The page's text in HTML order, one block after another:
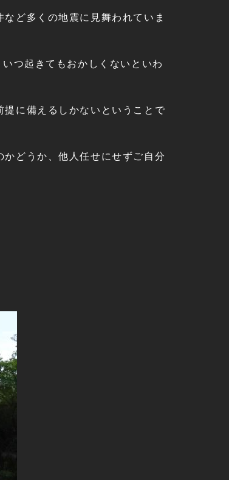
ど多くの地震に見舞われていま
つ起きてもおかしくないといわ
に備えるしかないということで
どうか、他人任せにせずご自分